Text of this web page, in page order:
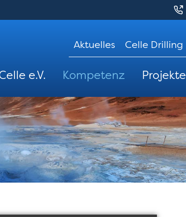
Navigation
überspringen
Aktuelles Celle Drilling
e.V. Kompetenz Projekte